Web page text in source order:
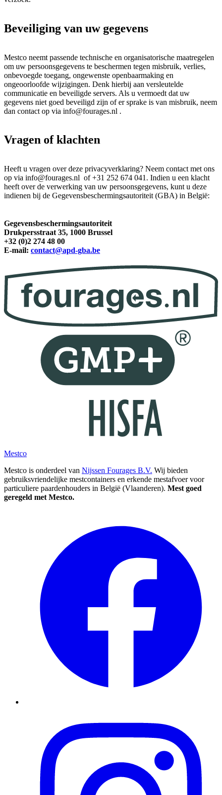
Beveiliging van uw gegevens
Mestco neemt passende technische en organisatorische maatregelen
om uw persoonsgegevens te beschermen tegen misbruik, verlies,
onbevoegde toegang, ongewenste openbaarmaking en
ongeoorloofde wijzigingen. Denk hierbij aan versleutelde
communicatie en beveiligde servers. Als u vermoedt dat uw
gegevens niet goed beveiligd zijn of er sprake is van misbruik, neem
dan contact op via info@fourages.nl .
Vragen of klachten
Heeft u vragen over deze privacyverklaring? Neem contact met ons
op via info@fourages.nl of +31 252 674 041. Indien u een klacht
heeft over de verwerking van uw persoonsgegevens, kunt u deze
indienen bij de Gegevensbeschermingsautoriteit (GBA) in België:
Gegevensbeschermingsautoriteit
Drukpersstraat 35, 1000 Brussel
+32 (0)2 274 48 00
E-mail: contact@apd-gba.be
Mestco
Mestco is onderdeel van Nijssen Fourages B.V. Wij bieden
gebruiksvriendelijke mestcontainers en erkende mestafvoer voor
particuliere paardenhouders in België (Vlaanderen). Mest goed
geregeld met Mestco.